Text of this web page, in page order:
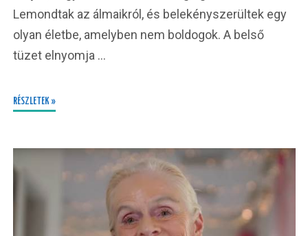
Lemondtak az álmaikról, és belekényszerültek egy
olyan életbe, amelyben nem boldogok. A belső
tüzet elnyomja …
RÉSZLETEK »